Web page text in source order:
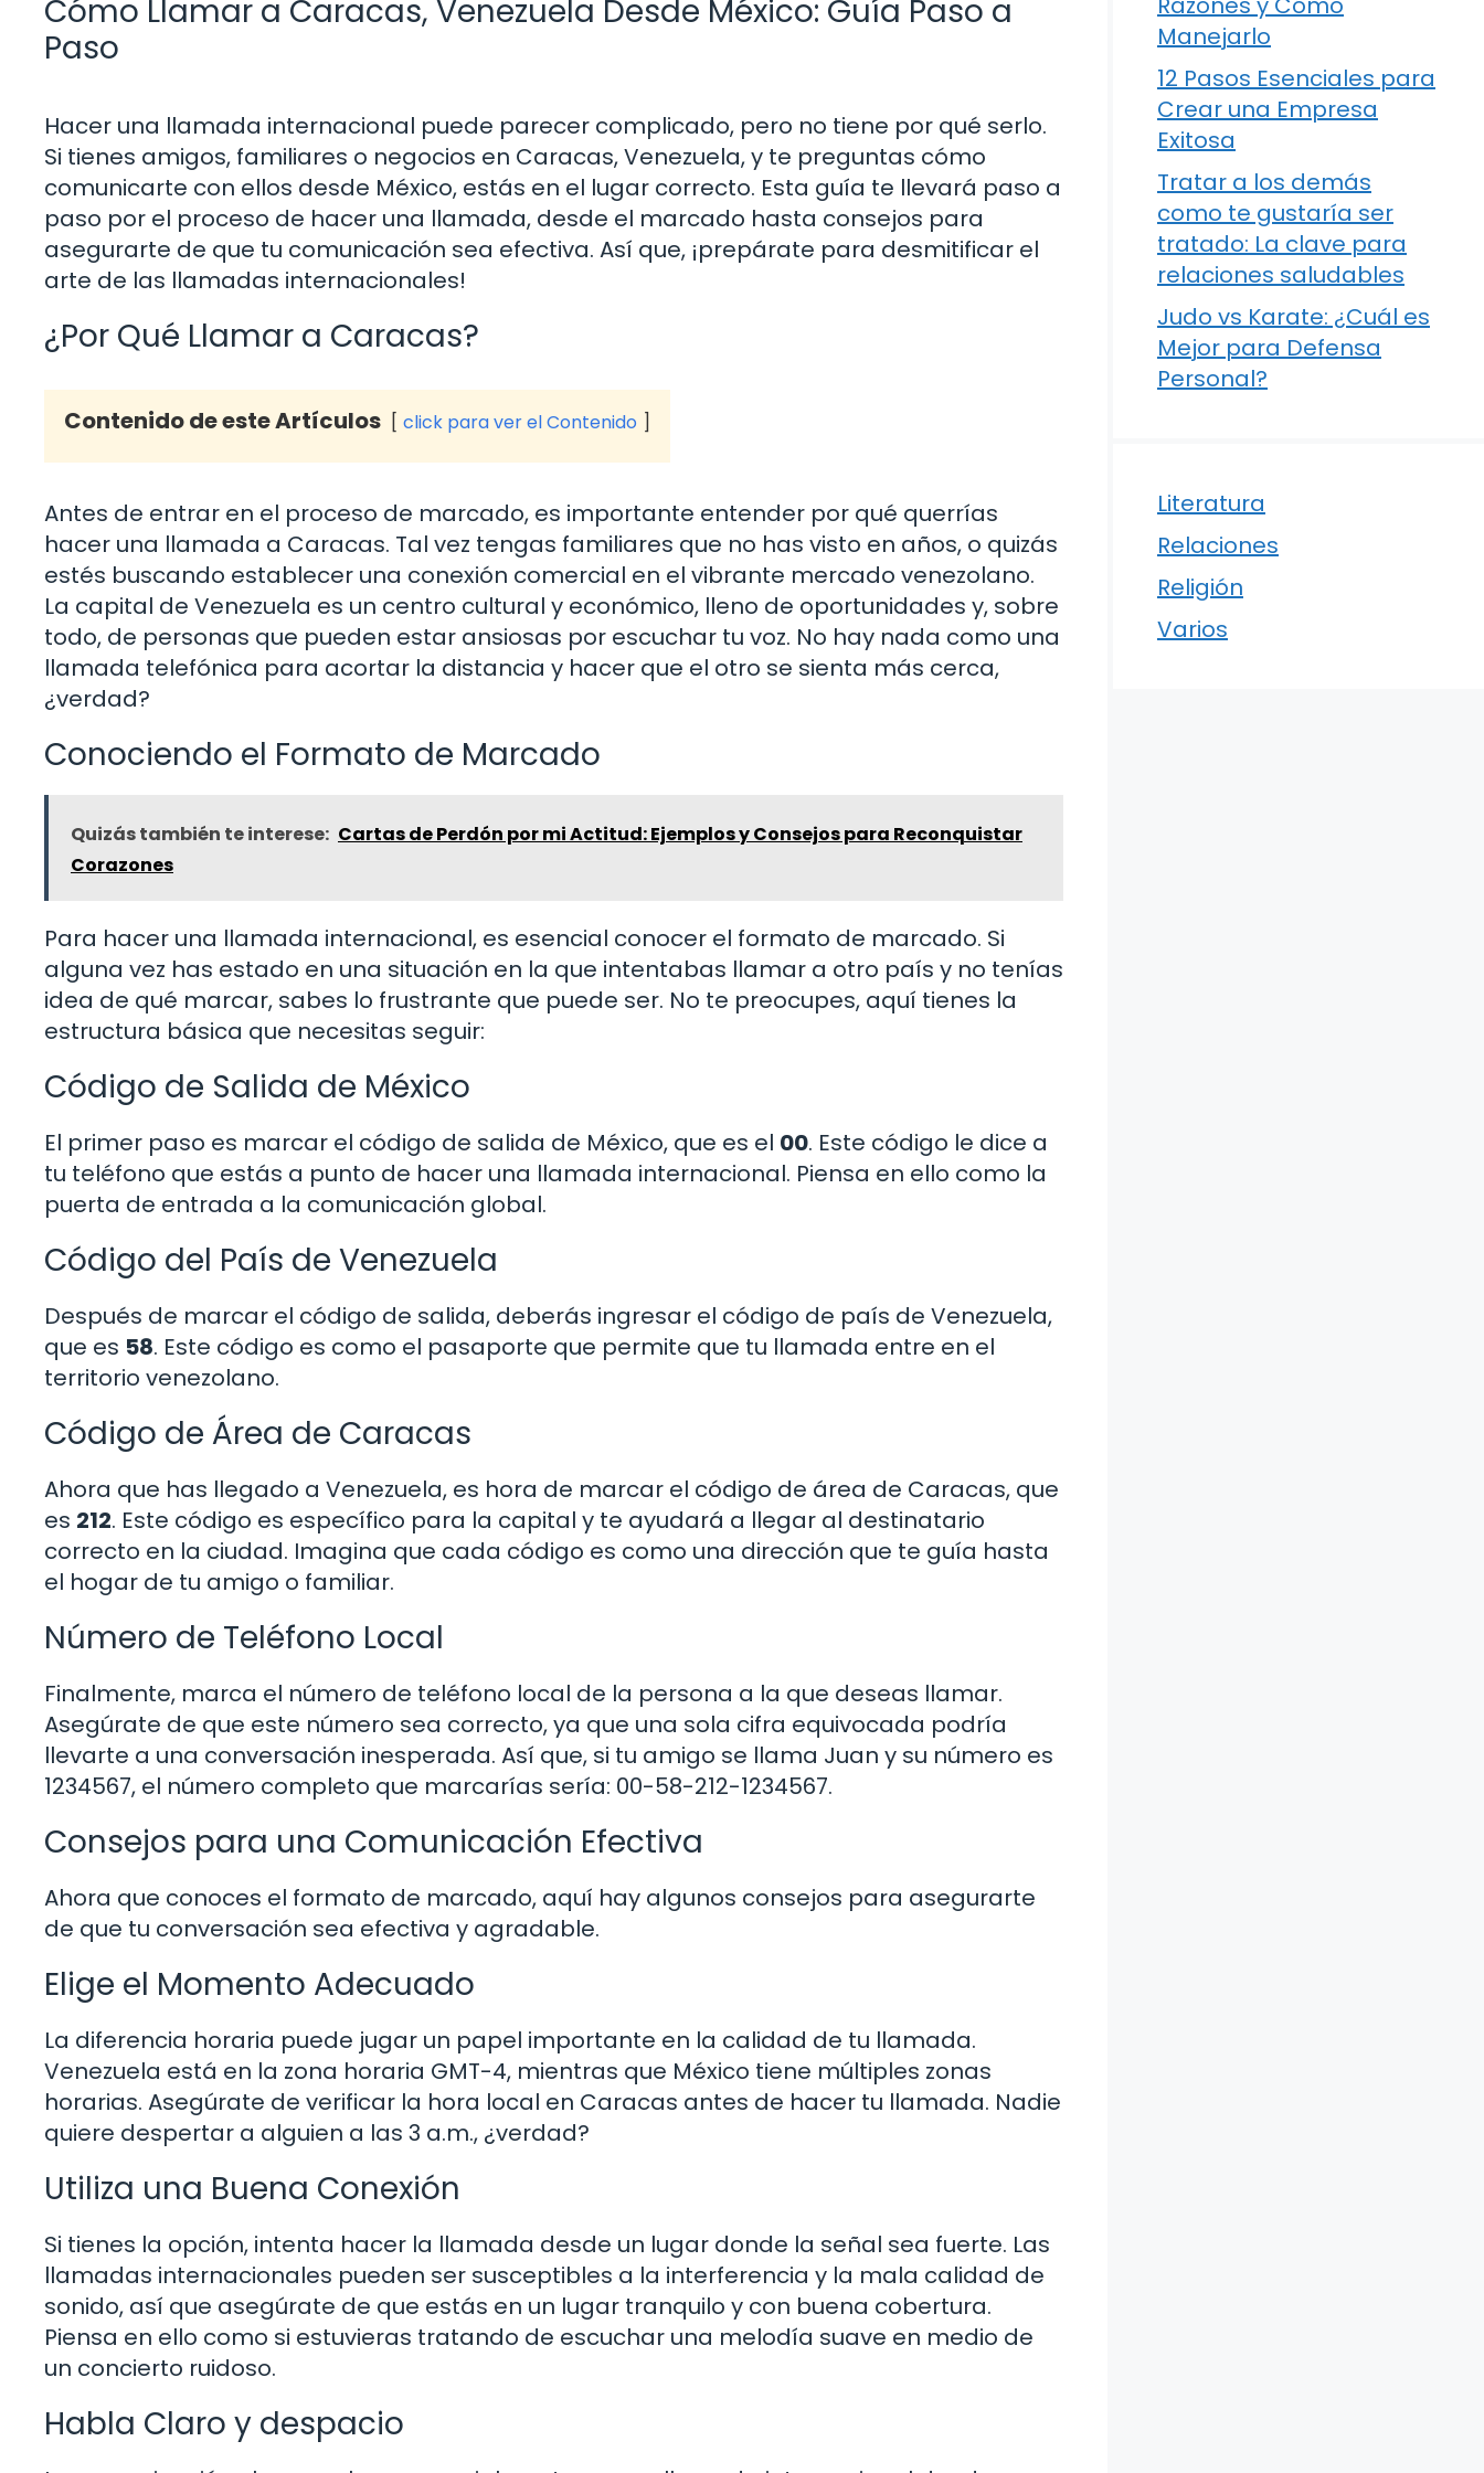
Cómo Llamar a Caracas, Venezuela Desde México: Guía Paso a
Paso
Hacer una llamada internacional puede parecer complicado, pero no tiene por qué serlo.
Si tienes amigos, familiares o negocios en Caracas, Venezuela, y te preguntas cómo
comunicarte con ellos desde México, estás en el lugar correcto. Esta guía te llevará paso a
paso por el proceso de hacer una llamada, desde el marcado hasta consejos para
asegurarte de que tu comunicación sea efectiva. Así que, ¡prepárate para desmitificar el
arte de las llamadas internacionales!
¿Por Qué Llamar a Caracas?
Contenido de este Artículos click para ver el Contenido
Antes de entrar en el proceso de marcado, es importante entender por qué querrías
hacer una llamada a Caracas. Tal vez tengas familiares que no has visto en años, o quizás
estés buscando establecer una conexión comercial en el vibrante mercado venezolano.
La capital de Venezuela es un centro cultural y económico, lleno de oportunidades y, sobre
todo, de personas que pueden estar ansiosas por escuchar tu voz. No hay nada como una
llamada telefónica para acortar la distancia y hacer que el otro se sienta más cerca,
¿verdad?
Conociendo el Formato de Marcado
Quizás también te interese: Cartas de Perdón por mi Actitud: Ejemplos y Consejos para Reconquistar
Corazones
Para hacer una llamada internacional, es esencial conocer el formato de marcado. Si
alguna vez has estado en una situación en la que intentabas llamar a otro país y no tenías
idea de qué marcar, sabes lo frustrante que puede ser. No te preocupes, aquí tienes la
estructura básica que necesitas seguir:
Código de Salida de México
El primer paso es marcar el código de salida de México, que es el 00. Este código le dice a
tu teléfono que estás a punto de hacer una llamada internacional. Piensa en ello como la
puerta de entrada a la comunicación global.
Código del País de Venezuela
Después de marcar el código de salida, deberás ingresar el código de país de Venezuela,
que es 58. Este código es como el pasaporte que permite que tu llamada entre en el
territorio venezolano.
Código de Área de Caracas
Ahora que has llegado a Venezuela, es hora de marcar el código de área de Caracas, que
es 212. Este código es específico para la capital y te ayudará a llegar al destinatario
correcto en la ciudad. Imagina que cada código es como una dirección que te guía hasta
el hogar de tu amigo o familiar.
Número de Teléfono Local
Finalmente, marca el número de teléfono local de la persona a la que deseas llamar.
Asegúrate de que este número sea correcto, ya que una sola cifra equivocada podría
llevarte a una conversación inesperada. Así que, si tu amigo se llama Juan y su número es
1234567, el número completo que marcarías sería: 00-58-212-1234567.
Consejos para una Comunicación Efectiva
Ahora que conoces el formato de marcado, aquí hay algunos consejos para asegurarte
de que tu conversación sea efectiva y agradable.
Elige el Momento Adecuado
La diferencia horaria puede jugar un papel importante en la calidad de tu llamada.
Venezuela está en la zona horaria GMT-4, mientras que México tiene múltiples zonas
horarias. Asegúrate de verificar la hora local en Caracas antes de hacer tu llamada. Nadie
quiere despertar a alguien a las 3 a.m., ¿verdad?
Utiliza una Buena Conexión
Si tienes la opción, intenta hacer la llamada desde un lugar donde la señal sea fuerte. Las
llamadas internacionales pueden ser susceptibles a la interferencia y la mala calidad de
sonido, así que asegúrate de que estás en un lugar tranquilo y con buena cobertura.
Piensa en ello como si estuvieras tratando de escuchar una melodía suave en medio de
un concierto ruidoso.
Habla Claro y despacio
Manejarlo
12 Pasos Esenciales para
Crear una Empresa
Exitosa
Tratar a los demás
como te gustaría ser
tratado: La clave para
relaciones saludables
Judo vs Karate: ¿Cuál es
Mejor para Defensa
Personal?
Literatura
Relaciones
Religión
Varios